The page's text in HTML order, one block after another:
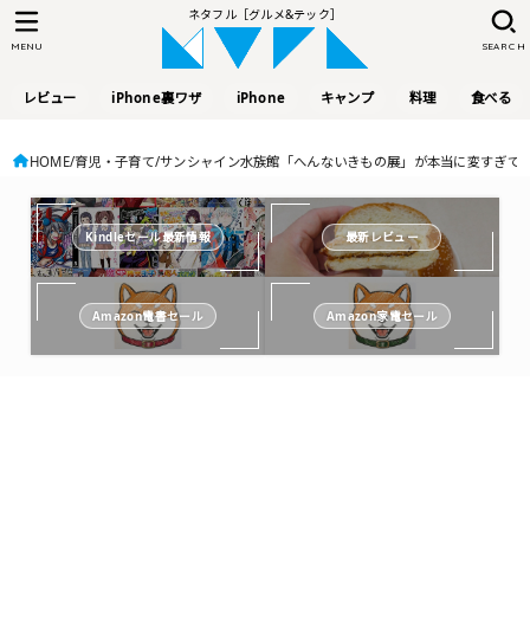
ネタフル［グルメ&テック］
レビュー iPhone裏ワザ iPhone キャンプ 料理 食べる
SEARCH
MENU
HOME 育児・子育て サンシャイン水族館「へんないきもの展」が本当に変すぎて
Kindleセール最新情報 最新レビュー
Amazon電書セール Amazon家電セール